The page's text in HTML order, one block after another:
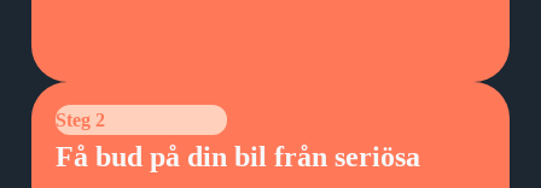
Steg 2
Få bud på din bil från seriösa